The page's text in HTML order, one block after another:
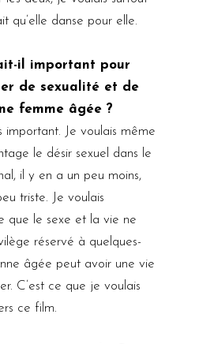
qu’elle danse pour elle.
il important pour
de sexualité et de
femme âgée ?
important. Je voulais même
le désir sexuel dans le
il y en a un peu moins,
triste. Je voulais
que le sexe et la vie ne
réservé à quelques-
âgée peut avoir une vie
C’est ce que je voulais
ce film.